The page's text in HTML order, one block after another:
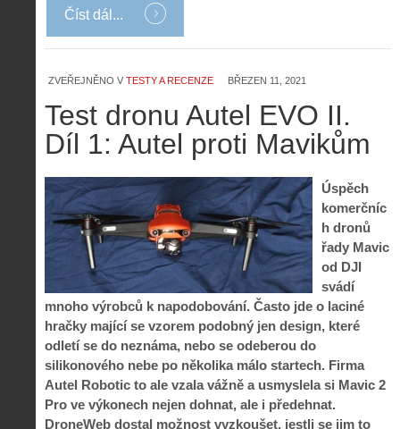
Číst dál...
ZVEŘEJNĚNO V TESTY A RECENZE BŘEZEN 11, 2021
Test dronu Autel EVO II.
Díl 1: Autel proti Mavikům
Úspěch
komerčníc
h dronů
řady Mavic
od DJI
svádí
mnoho výrobců k napodobování. Často jde o laciné
hračky mající se vzorem podobný jen design, které
odletí se do neznáma, nebo se odeberou do
silikonového nebe po několika málo startech. Firma
Autel Robotic to ale vzala vážně a usmyslela si Mavic 2
Pro ve výkonech nejen dohnat, ale i předehnat.
DroneWeb dostal možnost vyzkoušet, jestli se jim to